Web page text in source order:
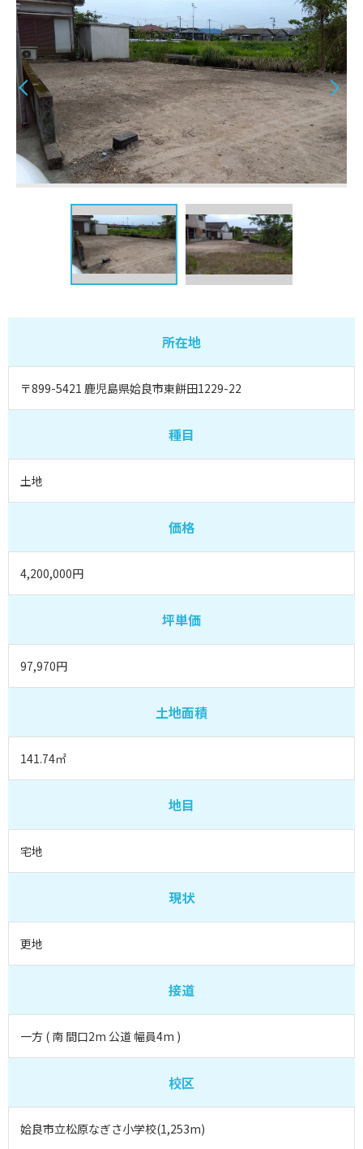
所在地
〒899-5421 鹿児島県姶良市東餅田1229-22
種目
土地
価格
4,200,000円
坪単価
97,970円
土地面積
141.74㎡
地目
宅地
現状
更地
接道
一方 ( 南 間口2m 公道 幅員4m )
校区
姶良市立松原なぎさ小学校(1,253m)